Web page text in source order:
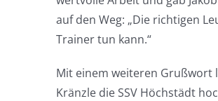
auf den Weg: „Die richtigen
Trainer tun kann.“
Mit einem weiteren Grußwort
Kränzle die SSV Höchstädt